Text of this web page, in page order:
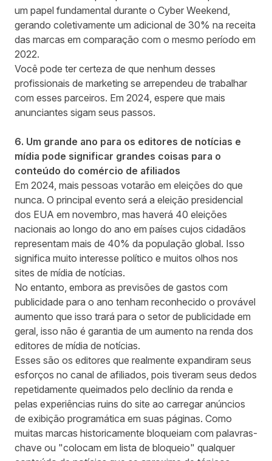
um papel fundamental durante o Cyber Weekend,
gerando coletivamente um adicional de 30% na receita
das marcas em comparação com o mesmo período em
2022.
Você pode ter certeza de que nenhum desses
profissionais de marketing se arrependeu de trabalhar
com esses parceiros. Em 2024, espere que mais
anunciantes sigam seus passos.
6. Um grande ano para os editores de notícias e
mídia pode significar grandes coisas para o
conteúdo do comércio de afiliados
Em 2024, mais pessoas votarão em eleições do que
nunca. O principal evento será a eleição presidencial
dos EUA em novembro, mas haverá 40 eleições
nacionais ao longo do ano em países cujos cidadãos
representam mais de 40% da população global. Isso
significa muito interesse político e muitos olhos nos
sites de mídia de notícias.
No entanto, embora as previsões de gastos com
publicidade para o ano tenham reconhecido o provável
aumento que isso trará para o setor de publicidade em
geral, isso não é garantia de um aumento na renda dos
editores de mídia de notícias.
Esses são os editores que realmente expandiram seus
esforços no canal de afiliados, pois tiveram seus dedos
repetidamente queimados pelo declínio da renda e
pelas experiências ruins do site ao carregar anúncios
de exibição programática em suas páginas. Como
muitas marcas historicamente bloqueiam com palavras-
chave ou "colocam em lista de bloqueio" qualquer